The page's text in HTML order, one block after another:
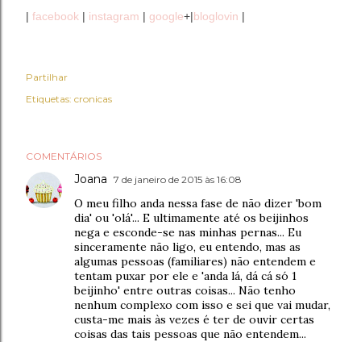
| facebook | instagram | google+|bloglovin |
Partilhar
Etiquetas: cronicas
COMENTÁRIOS
Joana 7 de janeiro de 2015 às 16:08
O meu filho anda nessa fase de não dizer 'bom
dia' ou 'olá'... E ultimamente até os beijinhos
nega e esconde-se nas minhas pernas... Eu
sinceramente não ligo, eu entendo, mas as
algumas pessoas (familiares) não entendem e
tentam puxar por ele e 'anda lá, dá cá só 1
beijinho' entre outras coisas... Não tenho
nenhum complexo com isso e sei que vai mudar,
custa-me mais às vezes é ter de ouvir certas
coisas das tais pessoas que não entendem...